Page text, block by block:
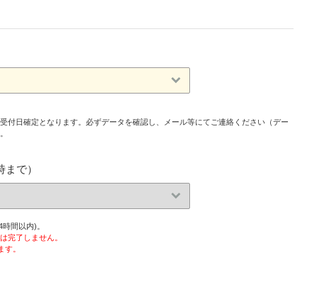
付日確定となります。必ずデータを確認し、メール等にてご連絡ください（デー
で）
間以内)。
完了しません。
。